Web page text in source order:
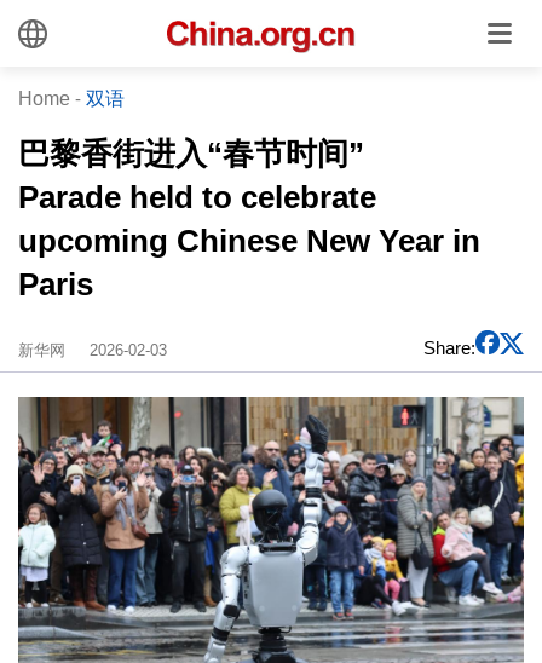
Home - 双语
巴黎香街进入“春节时间”
Parade held to celebrate
upcoming Chinese New Year in
Paris
新华网 2026-02-03 Share: